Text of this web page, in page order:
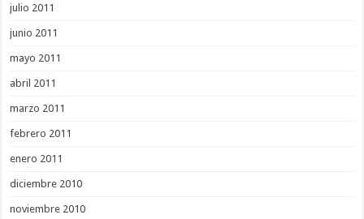
julio 2011
junio 2011
mayo 2011
abril 2011
marzo 2011
febrero 2011
enero 2011
diciembre 2010
noviembre 2010